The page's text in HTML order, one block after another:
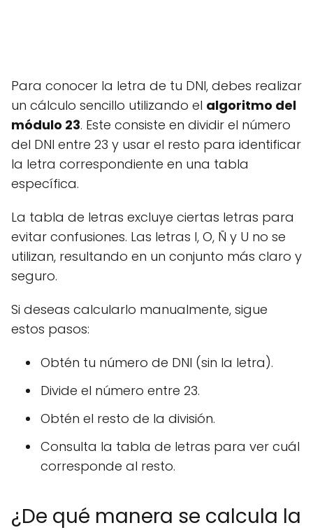
Para conocer la letra de tu DNI, debes realizar
un cálculo sencillo utilizando el algoritmo del
módulo 23. Este consiste en dividir el número
del DNI entre 23 y usar el resto para identificar
la letra correspondiente en una tabla
específica.
La tabla de letras excluye ciertas letras para
evitar confusiones. Las letras I, O, Ñ y U no se
utilizan, resultando en un conjunto más claro y
seguro.
Si deseas calcularlo manualmente, sigue
estos pasos:
Obtén tu número de DNI (sin la letra).
Divide el número entre 23.
Obtén el resto de la división.
Consulta la tabla de letras para ver cuál
corresponde al resto.
¿De qué manera se calcula la